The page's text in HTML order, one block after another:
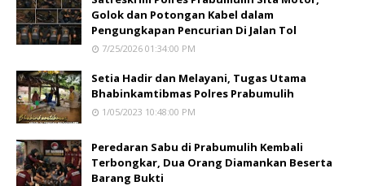
Golok dan Potongan Kabel dalam
Pengungkapan Pencurian Di Jalan Tol
7/25/2026 01:34:00 PM
Setia Hadir dan Melayani, Tugas Utama
Bhabinkamtibmas Polres Prabumulih
1/05/2023 10:48:00 PM
Peredaran Sabu di Prabumulih Kembali
Terbongkar, Dua Orang Diamankan Beserta
Barang Bukti